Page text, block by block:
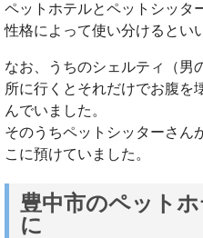
ペットホテルとペットシッタ
性格によって使い分けるとい
なお、うちのシェルティ（男
所に行くとそれだけでお腹を
んでいました。
そのうちペットシッターさん
こに預けていました。
豊中市のペット
に